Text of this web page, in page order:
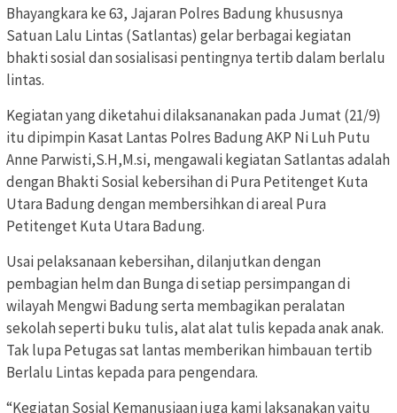
Bhayangkara ke 63, Jajaran Polres Badung khususnya
Satuan Lalu Lintas (Satlantas) gelar berbagai kegiatan
bhakti sosial dan sosialisasi pentingnya tertib dalam berlalu
lintas.
Kegiatan yang diketahui dilaksananakan pada Jumat (21/9)
itu dipimpin Kasat Lantas Polres Badung AKP Ni Luh Putu
Anne Parwisti,S.H,M.si, mengawali kegiatan Satlantas adalah
dengan Bhakti Sosial kebersihan di Pura Petitenget Kuta
Utara Badung dengan membersihkan di areal Pura
Petitenget Kuta Utara Badung.
Usai pelaksanaan kebersihan, dilanjutkan dengan
pembagian helm dan Bunga di setiap persimpangan di
wilayah Mengwi Badung serta membagikan peralatan
sekolah seperti buku tulis, alat alat tulis kepada anak anak.
Tak lupa Petugas sat lantas memberikan himbauan tertib
Berlalu Lintas kepada para pengendara.
“Kegiatan Sosial Kemanusiaan juga kami laksanakan yaitu